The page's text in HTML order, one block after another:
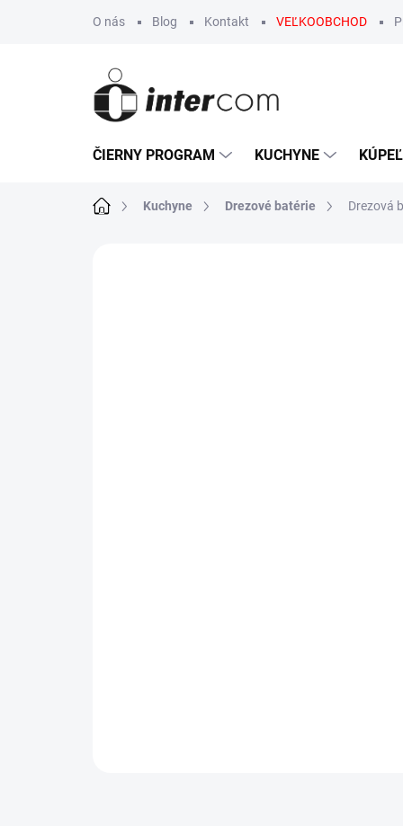
O nás Blog Kontakt VEĽKOOBCHOD
ČIERNY PROGRAM KUCHYNE
DomovKuchyne Drezové batérie Drezová